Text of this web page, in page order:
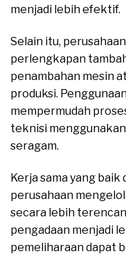
menjadi lebih efektif.
Selain itu,
perlengkapan
penambahan mesin
produksi.
mempermudah
teknisi
seragam.
Kerja sama yang
perusahaan
secara lebih
pengadaan menjadi
pemeliharaan dapat